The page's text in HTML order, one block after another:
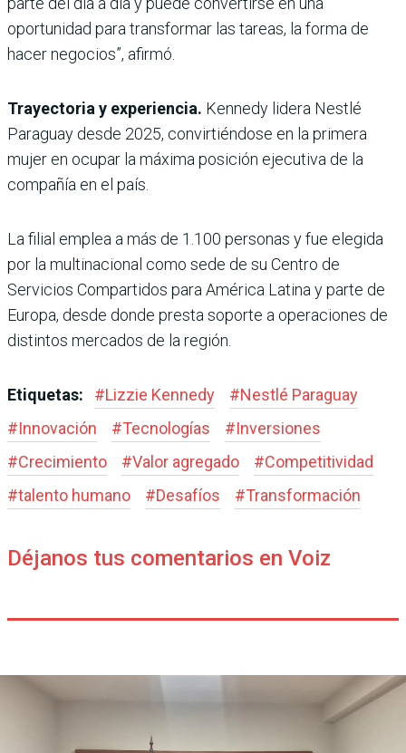
oportunidad para transformar las tareas, la forma de
hacer negocios”, afirmó.
Trayectoria y experiencia. Kennedy lidera Nestlé
Paraguay desde 2025, convirtiéndose en la primera
mujer en ocupar la máxima posición ejecutiva de la
compañía en el país.
La filial emplea a más de 1.100 personas y fue elegida
por la multinacional como sede de su Centro de
Servicios Compartidos para América Latina y parte de
Europa, desde donde presta soporte a operaciones de
distintos mercados de la región.
Etiquetas: #Lizzie Kennedy #Nestlé Paraguay
#Innovación #Tecnologías #Inversiones
#Crecimiento #Valor agregado #Competitividad
#talento humano #Desafíos #Transformación
Déjanos tus comentarios en Voiz